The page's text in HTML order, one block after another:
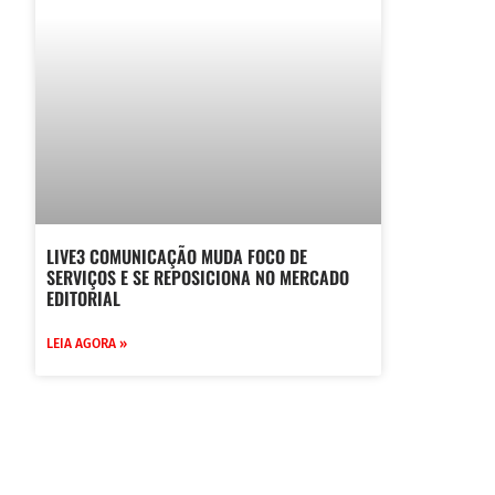
LIVE3 COMUNICAÇÃO MUDA FOCO DE
SERVIÇOS E SE REPOSICIONA NO MERCADO
EDITORIAL
LEIA AGORA »